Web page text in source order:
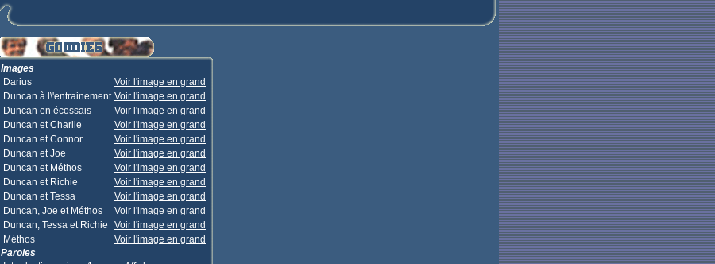
Images
Darius
Voir l'image en grand
Duncan à l\'entrainement Voir l'image en grand
Duncan en écossais
Voir l'image en grand
Duncan et Charlie
Voir l'image en grand
Duncan et Connor
Voir l'image en grand
Duncan et Joe
Voir l'image en grand
Duncan et Méthos
Voir l'image en grand
Duncan et Richie
Voir l'image en grand
Duncan et Tessa
Voir l'image en grand
Duncan, Joe et Méthos
Voir l'image en grand
Duncan, Tessa et Richie
Voir l'image en grand
Méthos
Voir l'image en grand
Paroles